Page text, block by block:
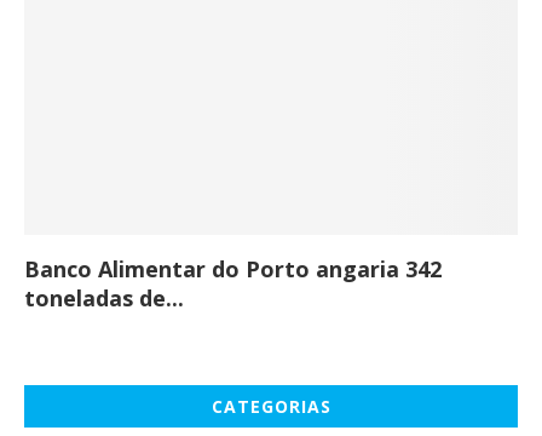
Banco Alimentar do Porto angaria 342
toneladas de...
CATEGORIAS